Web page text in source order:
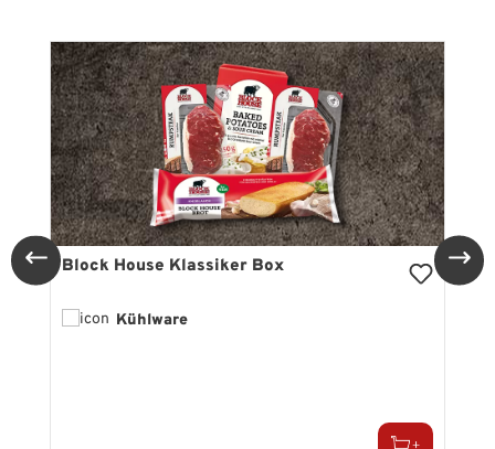
Produktgalerie überspringen
Block House Klassiker Box
Kühlware